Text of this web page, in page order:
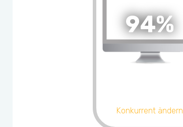
94%
Konkurrent ändern